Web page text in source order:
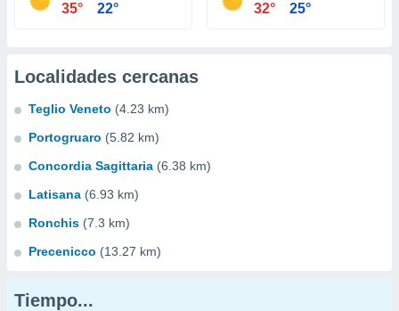
35° 22° 32° 25°
Localidades cercanas
Teglio Veneto (4.23 km)
Portogruaro (5.82 km)
Concordia Sagittaria (6.38 km)
Latisana (6.93 km)
Ronchis (7.3 km)
Precenicco (13.27 km)
Tiempo...